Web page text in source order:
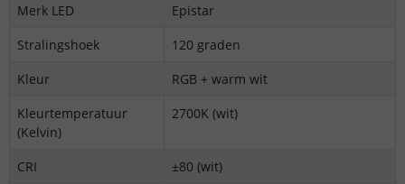
Merk LED
Epistar
Stralingshoek
120 graden
Kleur
RGB + warm wit
Kleurtemperatuur
(Kelvin)
2700K (wit)
CRI
±80 (wit)